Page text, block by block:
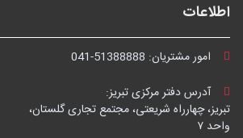
اطلاعات
امور مشتریان: 041-51388888
آدرس دفتر مرکزی تبریز:
تبریز، چهارراه شریعتی، مجتمع تجاری گلستان،
واحد ۷